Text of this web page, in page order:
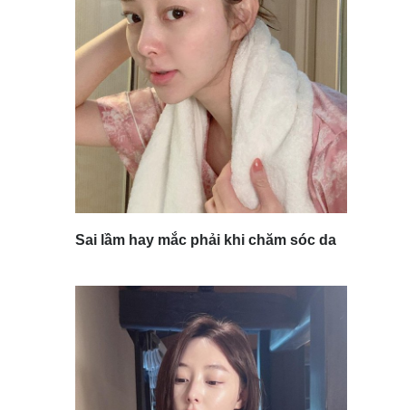
Sai lầm hay mắc phải khi chăm sóc da